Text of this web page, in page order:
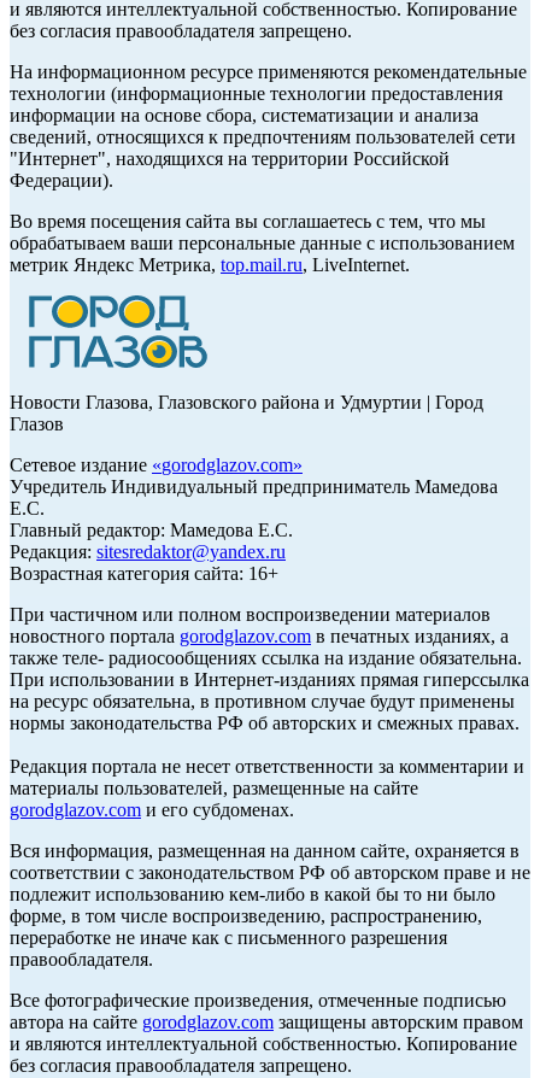
и являются интеллектуальной собственностью. Копирование
без согласия правообладателя запрещено.
На информационном ресурсе применяются рекомендательные
технологии (информационные технологии предоставления
информации на основе сбора, систематизации и анализа
сведений, относящихся к предпочтениям пользователей сети
"Интернет", находящихся на территории Российской
Федерации).
Во время посещения сайта вы соглашаетесь с тем, что мы
обрабатываем ваши персональные данные с использованием
метрик Яндекс Метрика, top.mail.ru, LiveInternet.
Новости Глазова, Глазовского района и Удмуртии | Город
Глазов
Сетевое издание «gorodglazov.com»
Учредитель Индивидуальный предприниматель Мамедова
Е.С.
Главный редактор: Мамедова Е.С.
Редакция: sitesredaktor@yandex.ru
Возрастная категория сайта: 16+
При частичном или полном воспроизведении материалов
новостного портала gorodglazov.com в печатных изданиях, а
также теле- радиосообщениях ссылка на издание обязательна.
При использовании в Интернет-изданиях прямая гиперссылка
на ресурс обязательна, в противном случае будут применены
нормы законодательства РФ об авторских и смежных правах.
Редакция портала не несет ответственности за комментарии и
материалы пользователей, размещенные на сайте
gorodglazov.com и его субдоменах.
Вся информация, размещенная на данном сайте, охраняется в
соответствии с законодательством РФ об авторском праве и не
подлежит использованию кем-либо в какой бы то ни было
форме, в том числе воспроизведению, распространению,
переработке не иначе как с письменного разрешения
правообладателя.
Все фотографические произведения, отмеченные подписью
автора на сайте gorodglazov.com защищены авторским правом
и являются интеллектуальной собственностью. Копирование
без согласия правообладателя запрещено.